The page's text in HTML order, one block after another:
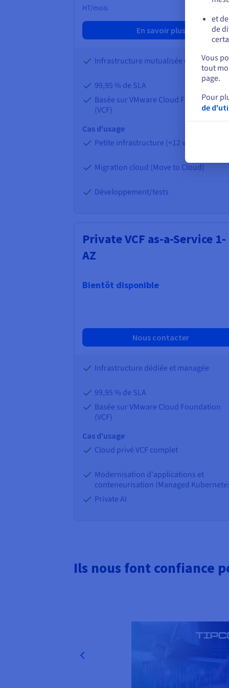
HT/mois
En savoir plus
Infrastructure mutualisée et managée
99,95 % de SLA
Basée sur VMware Cloud Foundation
(VCF)
Cas d'usage
Petite infrastructure (<12 vCPU)
Migration cloud (Move to Cloud)
Développement/tests
Private VCF as-a-Service 1-
AZ
Bientôt disponible
Nous contacter
Infrastructure dédiée et managée
99,95 % de SLA
Basée sur VMware Cloud Foundation
(VCF)
Cas d'usage
Cloud privé VCF complet
Modernisation d'applications et
conteneurisation (Managed
Private AI
Ils nous font confiance
et
de
Vous
tout
page.
Pour
de